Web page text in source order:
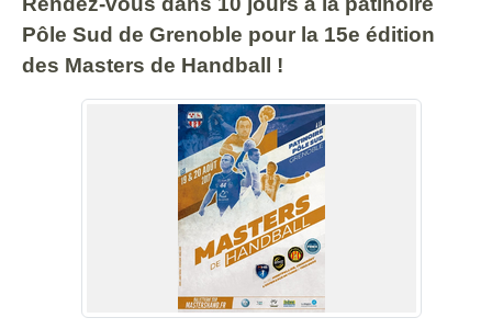
Pôle Sud de Grenoble pour la 15e édition
des Masters de Handball !